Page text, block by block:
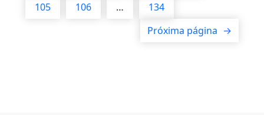
105
106 …
134
Próxima página →